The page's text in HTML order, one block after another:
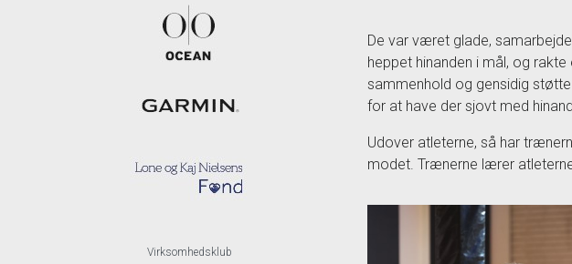
Virksomhedsklub
De var været glade,
heppet hinanden i mål, og
sammenhold og gensidig
for at have der sjovt med
Udover atleterne, så har
modet. Trænerne lærer